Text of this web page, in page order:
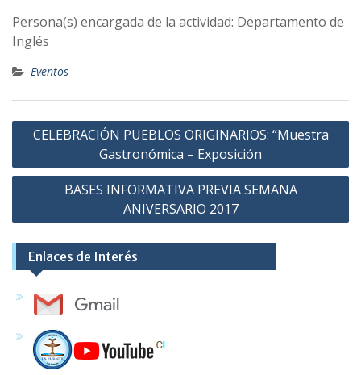
Persona(s) encargada de la actividad: Departamento de
Inglés
Eventos
Navegación
entradas
CELEBRACIÓN PUEBLOS ORIGINARIOS: “Muestra
Gastronómica – Exposición
BASES INFORMATIVA PREVIA SEMANA
ANIVERSARIO 2017
Enlaces de Interés